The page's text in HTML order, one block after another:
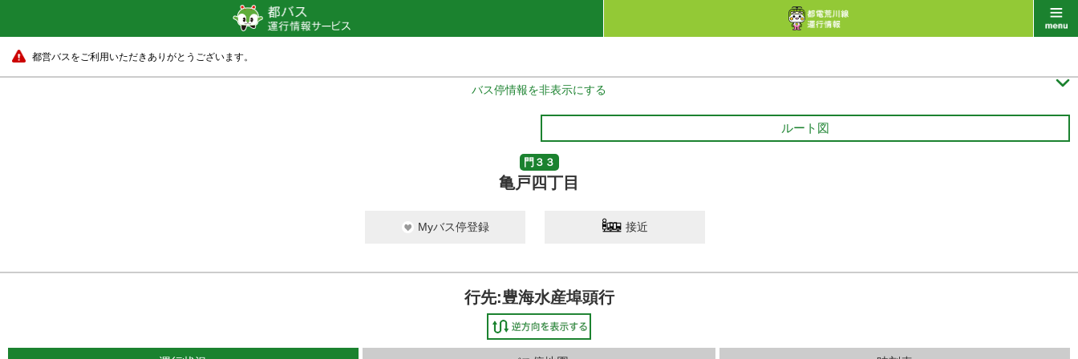
都営バスをご利用いただきありがとうございます。
バス停情報を非表示にする 
ルート図
門３３
亀戸四丁目
Myバス停登録 接近
行先:豊海水産埠頭行